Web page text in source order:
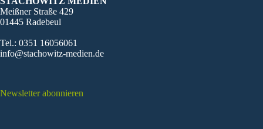
Meißner Straße 429
01445 Radebeul
Tel.: 0351 16056061
info@stachowitz-medien.de
Newsletter abonnieren